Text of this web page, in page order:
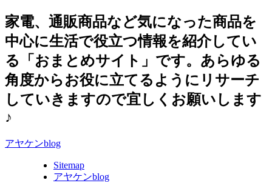
家電、通販商品など気になった商品を
中心に生活で役立つ情報を紹介してい
る「おまとめサイト」です。あらゆる
角度からお役に立てるようにリサーチ
していきますので宜しくお願いします
♪
アヤケンblog
Sitemap
アヤケンblog